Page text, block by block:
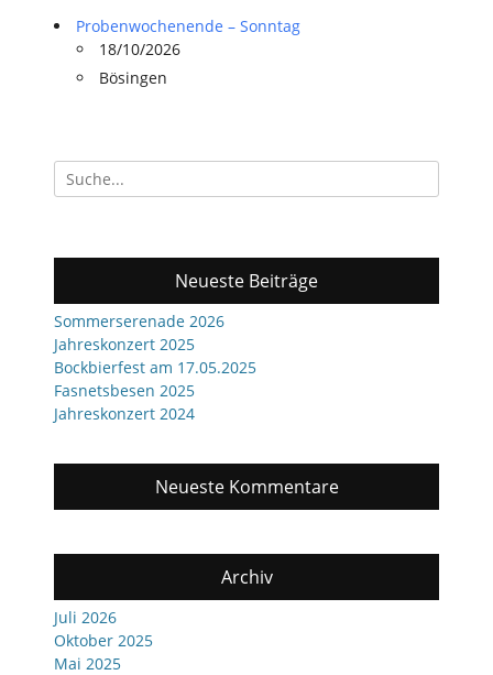
Probenwochenende – Sonntag
18/10/2026
Bösingen
Suchen
nach:
Neueste Beiträge
Sommerserenade 2026
Jahreskonzert 2025
Bockbierfest am 17.05.2025
Fasnetsbesen 2025
Jahreskonzert 2024
Neueste Kommentare
Archiv
Juli 2026
Oktober 2025
Mai 2025